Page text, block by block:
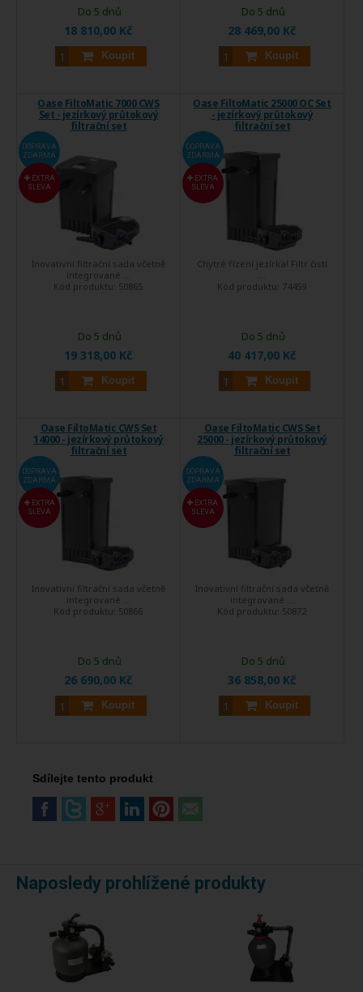
18 810,00 Kč
Koupit
Do 5 dnů
28 469,00 Kč
Koupit
Do 5 dnů
Oase FiltoMatic 7000 CWS
Set - jezírkový průtokový
filtrační set
DOPRAVA
ZDARMA
EXTRA
SLEVA
Inovativní filtrační sada včetně
integrované ...
Kód produktu: 50865
19 318,00 Kč
Koupit
Do 5 dnů
Oase FiltoMatic 25000 OC Set
- jezírkový průtokový
filtrační set
DOPRAVA
ZDARMA
EXTRA
SLEVA
Chytré řízení jezírka! Filtr čistí
Kód produktu: 74459
40 417,00 Kč
Koupit
Do 5 dnů
Oase FiltoMatic CWS Set
14000 - jezírkový průtokový
filtrační set
DOPRAVA
ZDARMA
EXTRA
SLEVA
Inovativní filtrační sada včetně
integrované ...
Kód produktu: 50866
26 690,00 Kč
Koupit
Do 5 dnů
Oase FiltoMatic CWS Set
25000 - jezírkový průtokový
filtrační set
DOPRAVA
ZDARMA
EXTRA
SLEVA
Inovativní filtrační sada včetně
integrované ...
Kód produktu: 50872
36 858,00 Kč
Koupit
Do 5 dnů
Sdílejte tento produkt
Naposledy prohlížené produkty